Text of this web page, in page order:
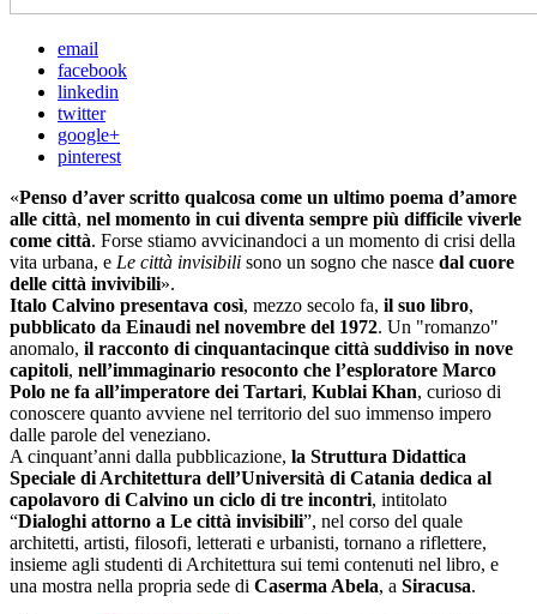
email
facebook
linkedin
twitter
google+
pinterest
«Penso d’aver scritto qualcosa come un ultimo poema d’amore
alle città, nel momento in cui diventa sempre più difficile viverle
come città. Forse stiamo avvicinandoci a un momento di crisi della
vita urbana, e Le città invisibili sono un sogno che nasce dal cuore
delle città invivibili».
Italo Calvino presentava così, mezzo secolo fa, il suo libro,
pubblicato da Einaudi nel novembre del 1972. Un "romanzo"
anomalo, il racconto di cinquantacinque città suddiviso in nove
capitoli, nell’immaginario resoconto che l’esploratore Marco
Polo ne fa all’imperatore dei Tartari, Kublai Khan, curioso di
conoscere quanto avviene nel territorio del suo immenso impero
dalle parole del veneziano.
A cinquant’anni dalla pubblicazione, la Struttura Didattica
Speciale di Architettura dell’Università di Catania dedica al
capolavoro di Calvino un ciclo di tre incontri, intitolato
“Dialoghi attorno a Le città invisibili”, nel corso del quale
architetti, artisti, filosofi, letterati e urbanisti, tornano a riflettere,
insieme agli studenti di Architettura sui temi contenuti nel libro, e
una mostra nella propria sede di Caserma Abela, a Siracusa.